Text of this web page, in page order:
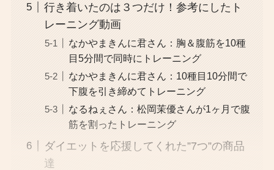
行き着いたのは３つだけ！参考にしたト
レーニング動画
なかやまきんに君さん：胸＆腹筋を10種
目5分間で同時にトレーニング
なかやまきんに君さん：10種目10分間で
下腹を引き締めてトレーニング
なるねぇさん：松岡茉優さんが1ヶ月で腹
筋を割ったトレーニング
ダイエットを応援してくれた”7つ”の商品
達